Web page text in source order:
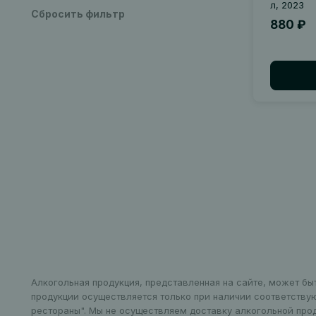
Сбросить фильтр
л, 2023
880 ₽
Алкогольная продукция, представленная на сайте, может
продукции осуществляется только при наличии
рестораны". Мы не осуществляем доставку алкогольной